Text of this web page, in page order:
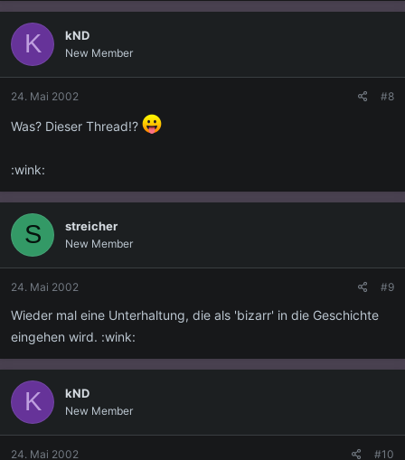
K kND
New Member
24. Mai 2002 #8
Was? Dieser Thread!?
:wink:
S streicher
New Member
24. Mai 2002 #9
Wieder mal eine Unterhaltung, die als 'bizarr' in die Geschichte
eingehen wird. :wink:
K kND
New Member
24. Mai 2002 #10